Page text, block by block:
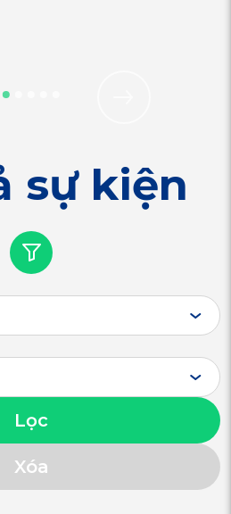
sự kiện
Lọc
Xóa